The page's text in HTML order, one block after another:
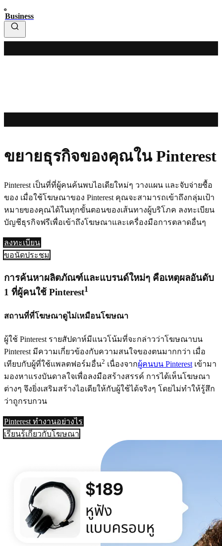
Business
ขยายธุรกิจของคุณใน Pinterest
Pinterest เป็นที่ที่ผู้คนค้นพบไอเดียใหม่ๆ วางแผน และจับจ่ายซื้อ
ของ เมื่อใช้โฆษณาของ Pinterest คุณจะสามารถเข้าถึงกลุ่มเป้า
หมายของคุณได้ในทุกขั้นตอนของเส้นทางผู้บริโภค ลงทะเบียน
บัญชีธุรกิจฟรีเพื่อเข้าถึงโฆษณาและเครื่องมือการตลาดอื่นๆ
ลงทะเบียน
ขอนัดประชุม
การค้นหาผลิตภัณฑ์และแบรนด์ใหม่ๆ คือเหตุผลอันดับ
1 ที่ผู้คนใช้ Pinterest1
สถานที่ที่โฆษณาดูไม่เหมือนโฆษณา
ผู้ใช้ Pinterest รายสัปดาห์มีแนวโน้มที่จะกล่าวว่าโฆษณาบน
Pinterest มีความเกี่ยวข้องกับความสนใจของตนมากกว่า เมื่อ
เทียบกับผู้ที่ใช้แพลตฟอร์มอื่น2 เนื่องจากผู้คนบน Pinterest เข้ามา
มองหาแรงบันดาลใจเพื่อลงมือสร้างสรรค์ การได้เห็นโฆษณา
ต่างๆ จึงยิ่งเสริมสร้างไอเดียให้กับผู้ใช้ได้จริงๆ โดยไม่ทำให้รู้สึก
ว่าถูกรบกวน
Pinterest ทำงานอย่างไร
เรียนรู้เกี่ยวกับโฆษณา